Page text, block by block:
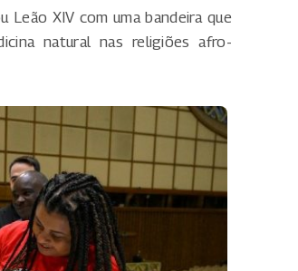
Leão XIV com uma bandeira que
natural nas religiões afro-